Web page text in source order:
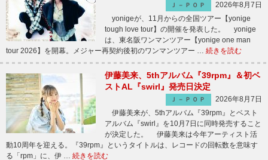
Ｊ－ＰＯＰ
2026年8月7日
yonigeが、11月からの全国ツアー【yonige
tough love tour】の開催を発表した。 yonige
は、東名阪ワンマンツアー【yonige one man
tour 2026】を開幕。メジャー再契約後初のワンマンツアー … 続きを読む
伊藤美来、5thアルバム『39rpm』＆初ベ
ストAL『swirl』発売日決定
Ｊ－ＰＯＰ
2026年8月7日
伊藤美来が、5thアルバム『39rpm』とベスト
アルバム『swirl』を10月7日に同時発売すること
が決定した。 伊藤美来は今年アーティスト活
動10周年を迎える。『39rpm』というタイトルは、レコードの回転数を意味す
る「rpm」に、伊 … 続きを読む